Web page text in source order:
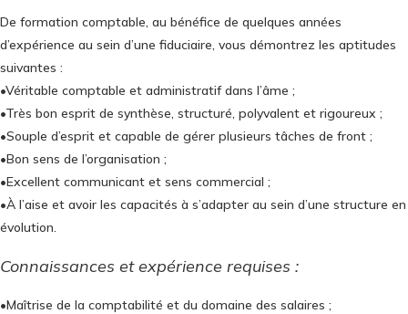
De formation comptable, au bénéfice de quelques années
d’expérience au sein d’une fiduciaire, vous démontrez les aptitudes
suivantes :
•Véritable comptable et administratif dans l’âme ;
•Très bon esprit de synthèse, structuré, polyvalent et rigoureux ;
•Souple d’esprit et capable de gérer plusieurs tâches de front ;
•Bon sens de l’organisation ;
•Excellent communicant et sens commercial ;
•À l’aise et avoir les capacités à s’adapter au sein d’une structure en
évolution.
Connaissances et expérience requises :
•Maîtrise de la comptabilité et du domaine des salaires ;